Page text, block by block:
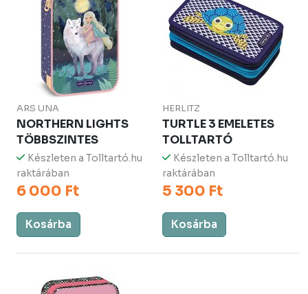
ARS UNA
NORTHERN LIGHTS
TÖBBSZINTES
Készleten a Tolltartó.hu
raktárában
6 000 Ft
Kosárba
HERLITZ
TURTLE 3 EMELETES
TOLLTARTÓ
Készleten a Tolltartó.hu
raktárában
5 300 Ft
Kosárba